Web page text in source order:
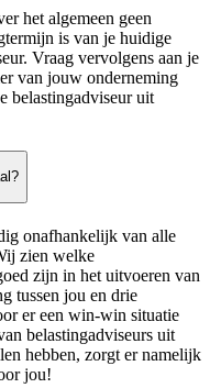
het algemeen geen
is van je huidige
Vraag vervolgens aan je
van jouw onderneming
belastingadviseur uit
onafhankelijk van alle
zien welke
zijn in het uitvoeren van
tussen jou en drie
er een win-win situatie
belastingadviseurs uit
hebben, zorgt er namelijk
jou!